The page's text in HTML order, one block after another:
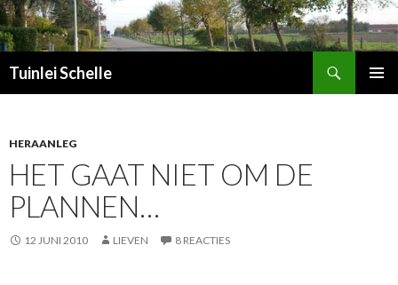
Tuinlei Schelle
HERAANLEG
HET GAAT NIET OM DE
PLANNEN…
12 JUNI 2010 LIEVEN 8 REACTIES